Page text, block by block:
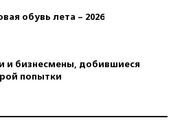
обувь лета – 2026
и бизнесмены, добившиеся
попытки